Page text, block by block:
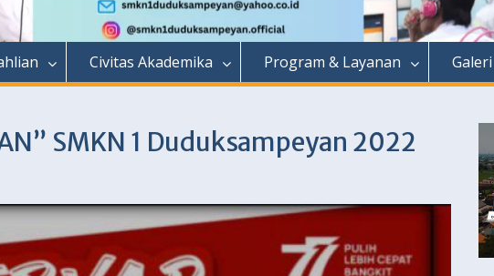
Civitas Akademika Program & Layanan Galeri
SMKN 1 Duduksampeyan 2022